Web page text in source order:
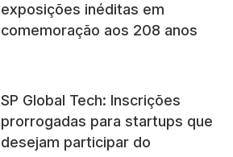
exposições inéditas em
comemoração aos 208 anos
SP Global Tech: Inscrições
prorrogadas para startups que
desejam participar do